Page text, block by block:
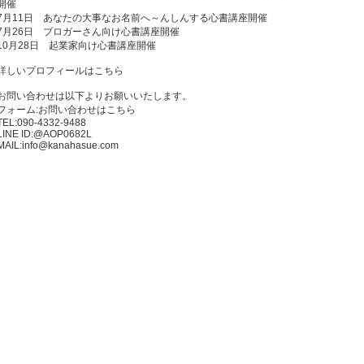
催
月11日 あなたの大事なお名前へ～んしんする心書講座開催
月26日 ブロガーさん向け心書講座開催
月28日 起業家向け心書講座開催
しいプロフィールはこちら
問い合わせは以下よりお願いいたします。
ォーム:お問い合わせはこちら
4332-9488
ID:@AOP0682L